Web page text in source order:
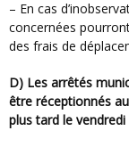
– En cas
concernées
des frais de
d) Les arrêtés municipaux concernant les plateaux U11 doivent
être réceptionnés
plus tard le